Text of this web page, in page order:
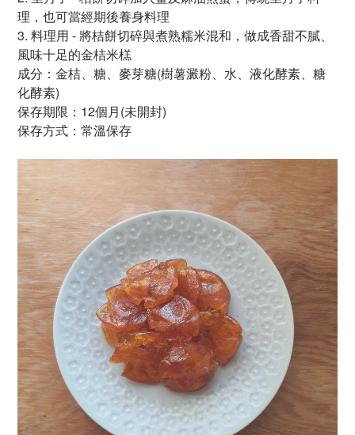
理，也可當經期後養身料理
3. 料理用 - 將桔餅切碎與煮熟糯米混和，做成香甜不膩、
風味十足的金桔米榚
成分：金桔、 糖、麥芽糖(樹薯澱粉、水、液化酵素、 糖
化酵素)
保存期限： 12個月(未開封)
保存方式：常溫保存